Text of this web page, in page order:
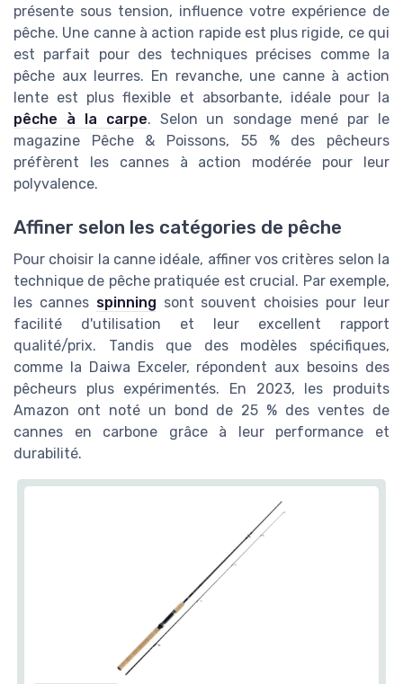
présente sous tension, influence votre expérience de
pêche. Une canne à action rapide est plus rigide, ce qui
est parfait pour des techniques précises comme la
pêche aux leurres. En revanche, une canne à action
lente est plus flexible et absorbante, idéale pour la
pêche à la carpe. Selon un sondage mené par le
magazine Pêche & Poissons, 55 % des pêcheurs
préfèrent les cannes à action modérée pour leur
polyvalence.
Affiner selon les catégories de pêche
Pour choisir la canne idéale, affiner vos critères selon la
technique de pêche pratiquée est crucial. Par exemple,
les cannes spinning sont souvent choisies pour leur
facilité d'utilisation et leur excellent rapport
qualité/prix. Tandis que des modèles spécifiques,
comme la Daiwa Exceler, répondent aux besoins des
pêcheurs plus expérimentés. En 2023, les produits
Amazon ont noté un bond de 25 % des ventes de
cannes en carbone grâce à leur performance et
durabilité.